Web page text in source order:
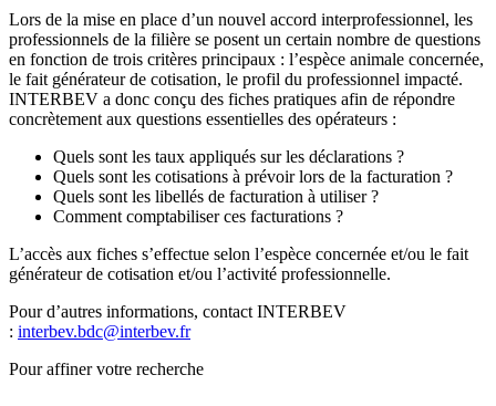
Lors de la mise en place d’un nouvel accord interprofessionnel, les
professionnels de la filière se posent un certain nombre de questions
en fonction de trois critères principaux : l’espèce animale concernée,
le fait générateur de cotisation, le profil du professionnel impacté.
INTERBEV a donc conçu des fiches pratiques afin de répondre
concrètement aux questions essentielles des opérateurs :
Quels sont les taux appliqués sur les déclarations ?
Quels sont les cotisations à prévoir lors de la facturation ?
Quels sont les libellés de facturation à utiliser ?
Comment comptabiliser ces facturations ?
L’accès aux fiches s’effectue selon l’espèce concernée et/ou le fait
générateur de cotisation et/ou l’activité professionnelle.
Pour d’autres informations, contact INTERBEV
: interbev.bdc@interbev.fr
Pour affiner votre recherche